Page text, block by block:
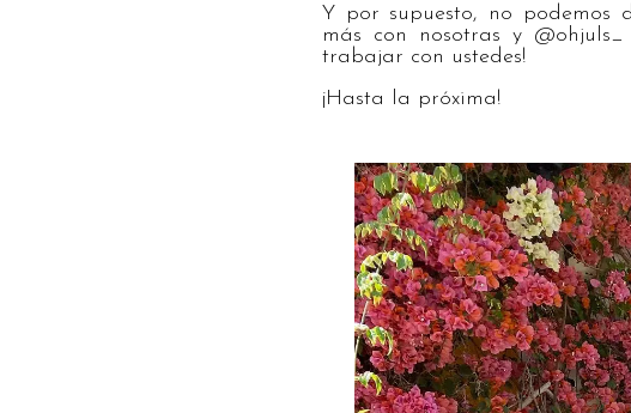
Y por supuesto, no
más con nosotras y
trabajar con ustedes!
¡Hasta la próxima!